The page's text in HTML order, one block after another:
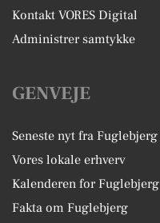
Kontakt VORES Digital
Administrer samtykke
GENVEJE
Seneste nyt fra Fuglebjerg
Vores lokale erhverv
Kalenderen for Fuglebjerg
Fakta om Fuglebjerg